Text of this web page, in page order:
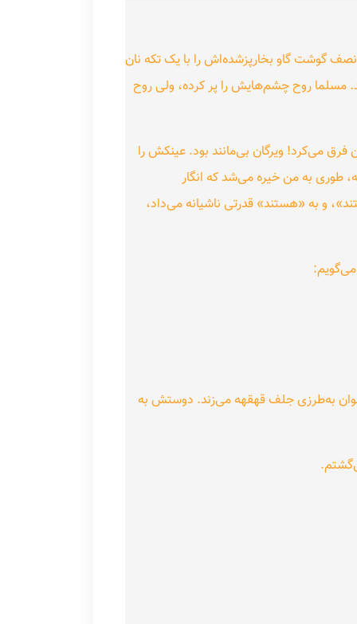
گوشت گاو بخارپزشده‌اش را با یک تکه نان
مسلما روح چشم‌هایش را پر کرده، ولی روح
می‌کرد! ویرگان بی‌مانند بود. عینکش را
طوری به من خیره می‌شد که انگار
و به «هستند» قدرتی ناشیانه می‌داد،
به‌طرزی جلف قهقهه می‌زند. دوستش به